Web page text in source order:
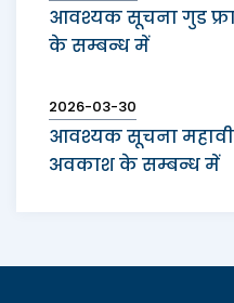
आवश्यक सूचना गुड
के सम्बन्ध में
2026-03-30
आवश्यक सूचना
अवकाश के सम्बन्ध में